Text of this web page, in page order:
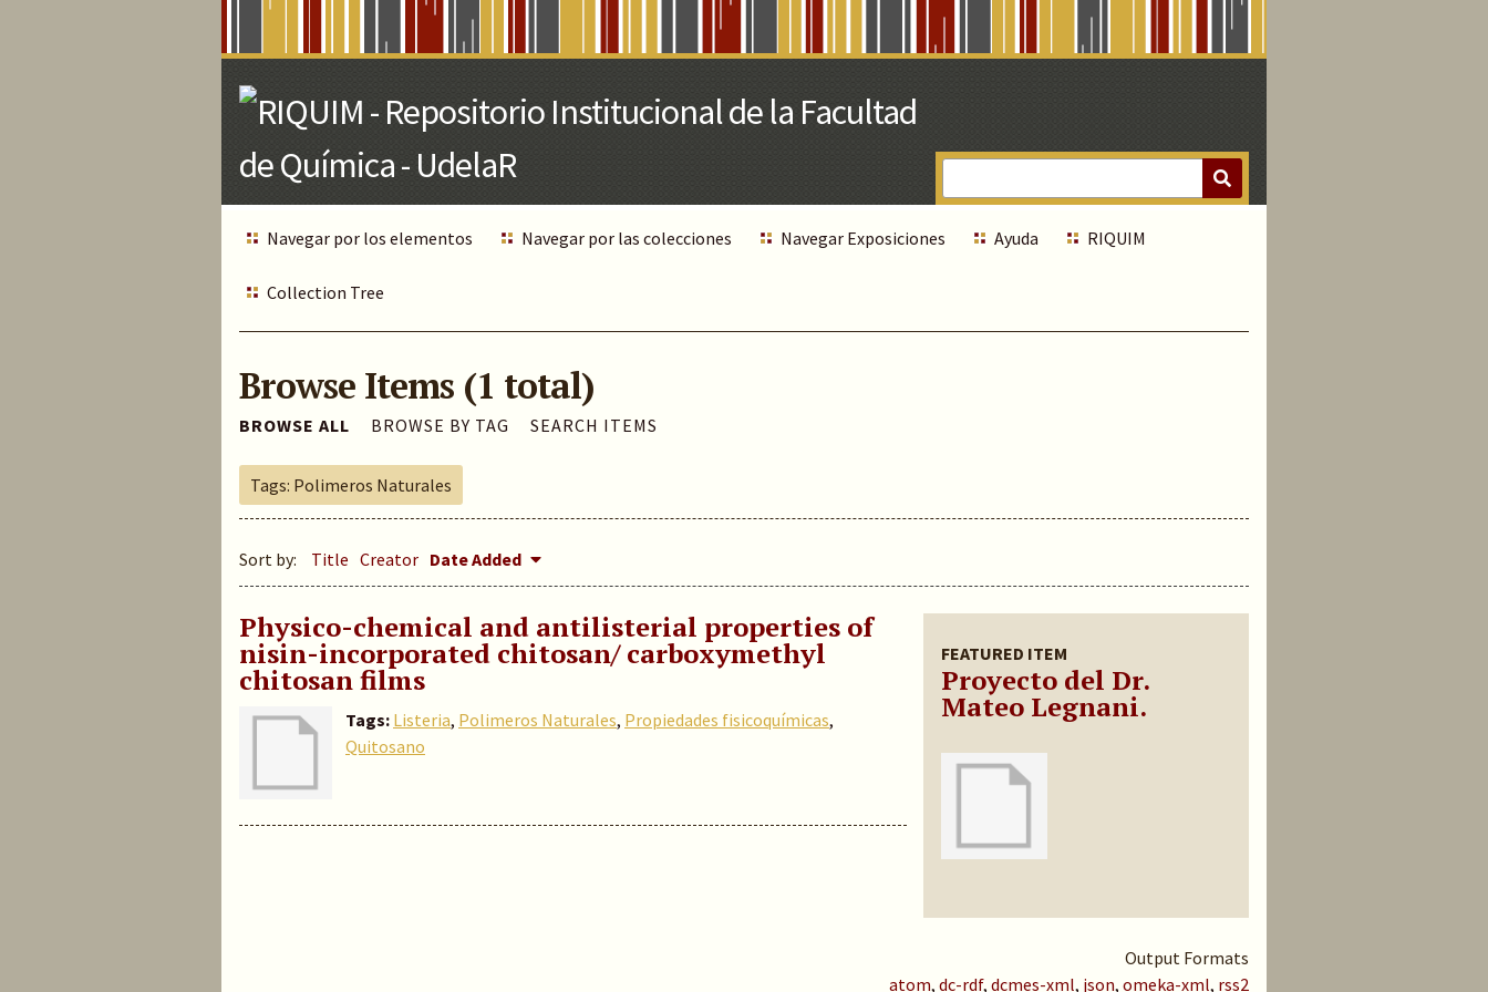
Navegar por los elementos Navegar por las colecciones Navegar Exposiciones Ayuda RIQUIM
Collection Tree
Browse Items (1 total)
BROWSE ALL BROWSE BY TAG SEARCH ITEMS
Tags: Polimeros Naturales
Sort by: Title Creator Date Added
FEATURED ITEM
Proyecto del Dr.
Mateo Legnani.
Physico-chemical and antilisterial properties of
nisin-incorporated chitosan/ carboxymethyl
chitosan films
Tags: Listeria, Polimeros Naturales, Propiedades fisicoquímicas,
Quitosano
Output Formats
atom, dc-rdf, dcmes-xml, json, omeka-xml, rss2